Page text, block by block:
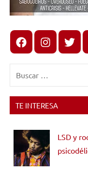
FacebookInstagram
X
TE INTERESA
LSD y